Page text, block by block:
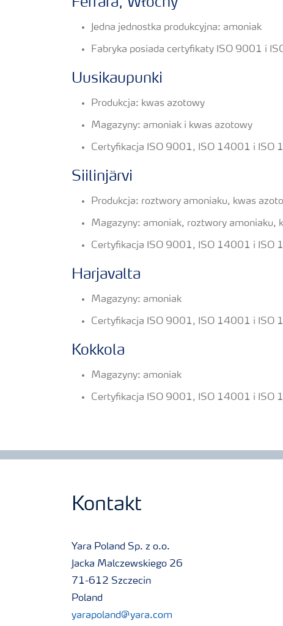
Ferrara, Włochy
Jedna jednostka produkcyjna: amoniak
Fabryka posiada certyfikaty ISO 9001 i
Uusikaupunki
Produkcja: kwas azotowy
Magazyny: amoniak i kwas azotowy
Certyfikacja ISO 9001, ISO 14001 i ISO
Siilinjärvi
Produkcja: roztwory amoniaku, kwas
Magazyny: amoniak, roztwory amoniaku,
Certyfikacja ISO 9001, ISO 14001 i ISO
Harjavalta
Magazyny: amoniak
Certyfikacja ISO 9001, ISO 14001 i ISO
Kokkola
Magazyny: amoniak
Certyfikacja ISO 9001, ISO 14001 i ISO
Kontakt
Yara Poland Sp. z o.o.
Jacka Malczewskiego 26
71-612 Szczecin
Poland
yarapoland@yara.com